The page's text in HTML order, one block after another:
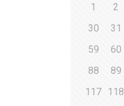
1 2
30
31
59
60
88
89
117 118